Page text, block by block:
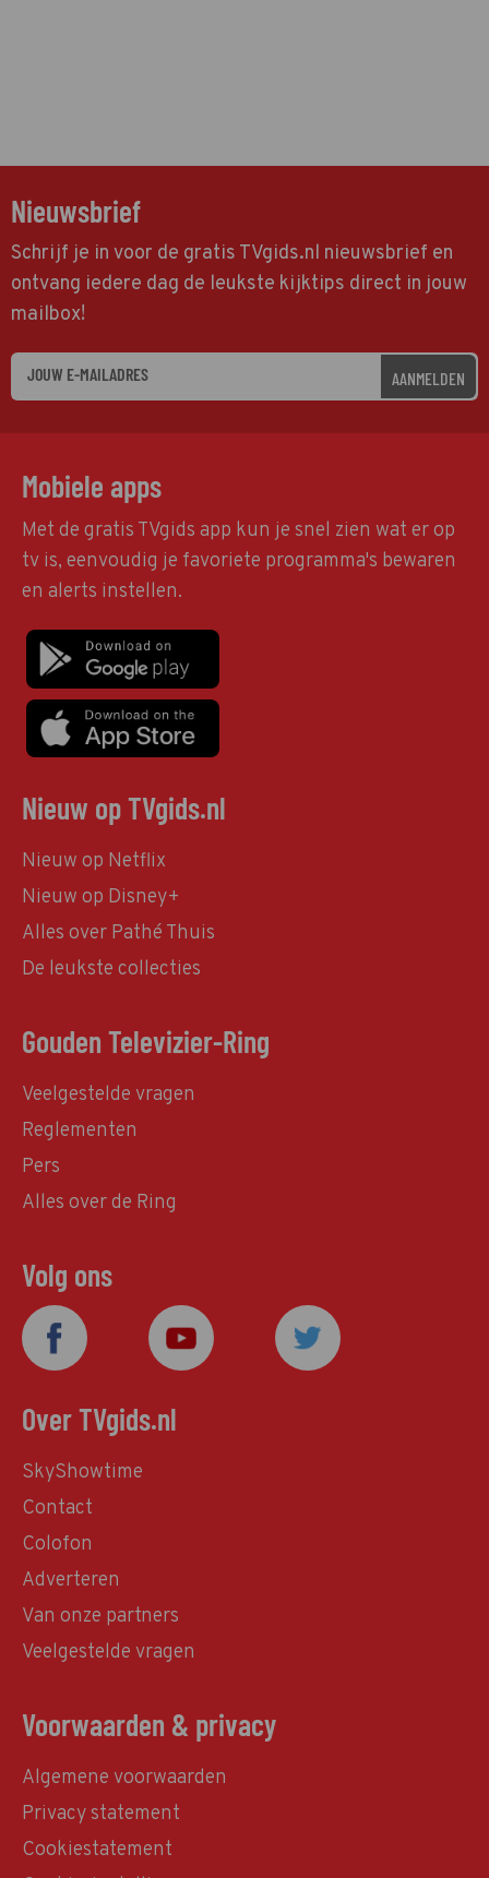
Nieuwsbrief
Schrijf je in voor de gratis TVgids.nl nieuwsbrief en
ontvang iedere dag de leukste kijktips direct in jouw
mailbox!
AANMELDEN
Mobiele apps
Met de gratis TVgids app kun je snel zien wat er op
tv is, eenvoudig je favoriete programma's bewaren
en alerts instellen.
Nieuw op TVgids.nl
Nieuw op Netflix
Nieuw op Disney+
Alles over Pathé Thuis
De leukste collecties
Gouden Televizier-Ring
Veelgestelde vragen
Reglementen
Pers
Alles over de Ring
Volg ons
Over TVgids.nl
SkyShowtime
Contact
Colofon
Adverteren
Van onze partners
Veelgestelde vragen
Voorwaarden & privacy
Algemene voorwaarden
Privacy statement
Cookiestatement